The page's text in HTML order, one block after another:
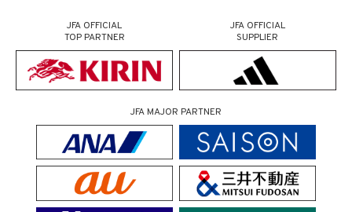
JFA OFFICIAL
TOP PARTNER
JFA OFFICIAL
SUPPLIER
JFA MAJOR PARTNER